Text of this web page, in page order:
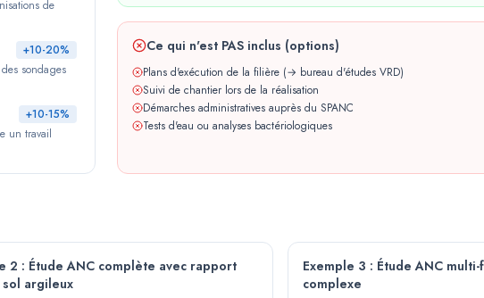
de
+10-20%
sondages
+10-15%
un travail
Ce qui n'est PAS inclus (options)
Plans d'exécution de la filière (→ bureau d'études VRD)
Suivi de chantier lors de la réalisation
Démarches administratives auprès du SPANC
Tests d'eau ou analyses bactériologiques
2 : Étude ANC complète avec rapport
sol argileux
Exemple 3 : Étude ANC
complexe